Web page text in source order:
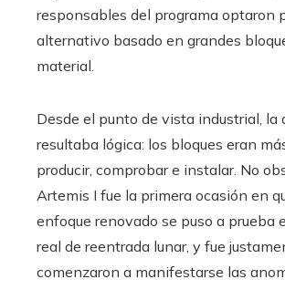
responsables del programa optaron
alternativo basado en grandes
material.
Desde el punto de vista industrial, la
resultaba lógica: los bloques eran
producir, comprobar e instalar. No
Artemis I fue la primera ocasión en
enfoque renovado se puso a prueba
real de reentrada lunar, y fue
comenzaron a manifestarse las